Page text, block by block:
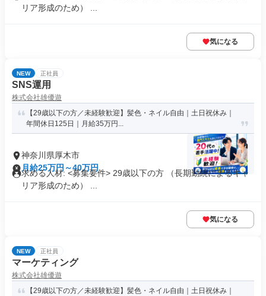
リア形成のため） ...
気になる
NEW 正社員
SNS運用
株式会社雄優遊
【29歳以下の方／未経験歓迎】髪色・ネイル自由｜土日祝休み｜
年間休日125日｜月給35万円...
神奈川県厚木市
月給25万円～40万円
求める人材: <募集要件> 29歳以下の方 （長期勤続によるキャ
リア形成のため） ...
気になる
NEW 正社員
マーケティング
株式会社雄優遊
【29歳以下の方／未経験歓迎】髪色・ネイル自由｜土日祝休み｜